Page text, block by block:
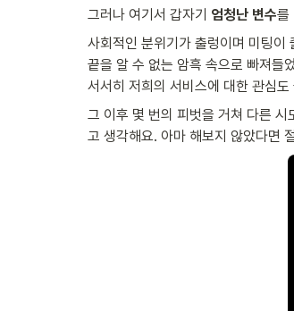
그러나 여기서 갑자기 엄청난 변수를
사회적인 분위기가 출렁이며 미팅이
끝을 알 수 없는 암흑 속으로 빠져들
서서히 저희의 서비스에 대한 관심
그 이후 몇 번의 피벗을 거쳐 다른
고 생각해요. 아마 해보지 않았다면